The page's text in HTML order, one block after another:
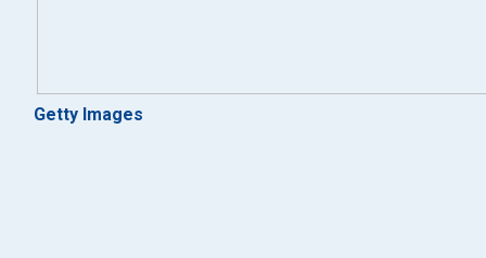
Getty Images